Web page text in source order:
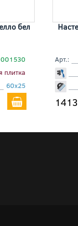
бел
плитка
60x25
Арт.: